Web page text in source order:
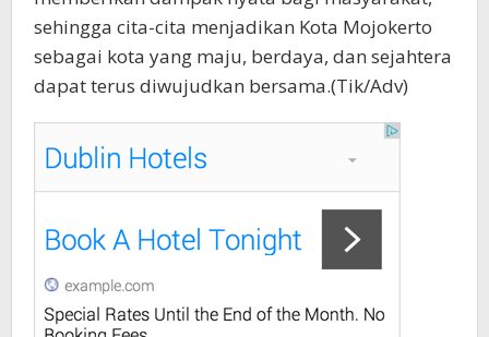
sehingga cita-cita menjadikan Kota Mojokerto
sebagai kota yang maju, berdaya, dan sejahtera
dapat terus diwujudkan bersama.(Tik/Adv)